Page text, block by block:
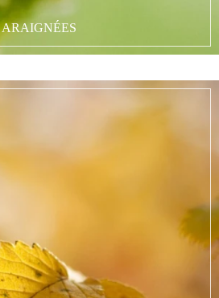
ARAIGNÉES